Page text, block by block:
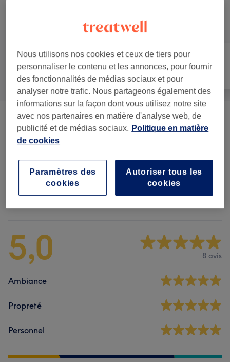
Coiffure
Homme - Coupe De Cheveux Et
Barbier
10
à partir de 5 €
Enfant - Coupe De Cheveux Et Coiffure (1) 15 €
5,0 8 avis
Ambiance
Propreté
Personnel
Nous utilisons nos cookies et ceux de tiers pour
personnaliser le contenu et les annonces, pour fournir
des fonctionnalités de médias sociaux et pour
analyser notre trafic. Nous partageons également des
informations sur la façon dont vous utilisez notre site
avec nos partenaires en matière d'analyse web, de
publicité et de médias sociaux. Politique en matière
de cookies
Autoriser tous les
cookies
Paramètres des
cookies